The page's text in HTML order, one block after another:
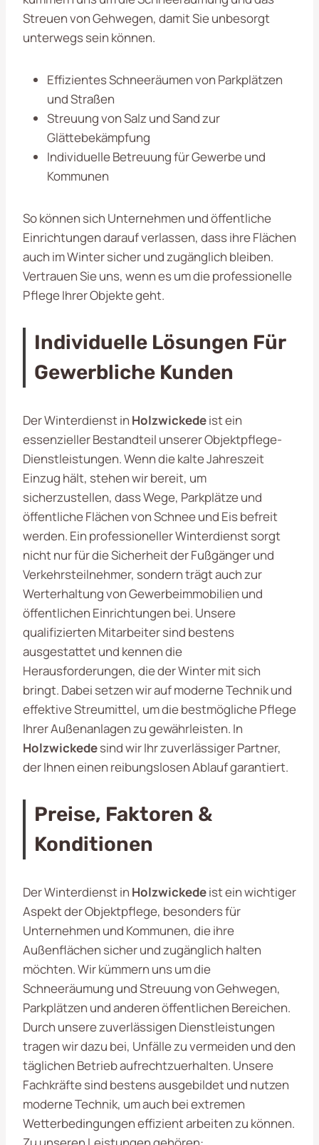
Streuen von Gehwegen, damit Sie unbesorgt
unterwegs sein können.
Effizientes Schneeräumen von Parkplätzen
und Straßen
Streuung von Salz und Sand zur
Glättebekämpfung
Individuelle Betreuung für Gewerbe und
Kommunen
So können sich Unternehmen und öffentliche
Einrichtungen darauf verlassen, dass ihre Flächen
auch im Winter sicher und zugänglich bleiben.
Vertrauen Sie uns, wenn es um die professionelle
Pflege Ihrer Objekte geht.
Individuelle Lösungen Für
Gewerbliche Kunden
Der Winterdienst in Holzwickedeist ein
essenzieller Bestandteil unserer Objektpflege-
Dienstleistungen. Wenn die kalte Jahreszeit
Einzug hält, stehen wir bereit, um
sicherzustellen, dass Wege, Parkplätze und
öffentliche Flächen von Schnee und Eis befreit
werden. Ein professioneller Winterdienst sorgt
nicht nur für die Sicherheit der Fußgänger und
Verkehrsteilnehmer, sondern trägt auch zur
Werterhaltung von Gewerbeimmobilien und
öffentlichen Einrichtungen bei. Unsere
qualifizierten Mitarbeiter sind bestens
ausgestattet und kennen die
Herausforderungen, die der Winter mit sich
bringt. Dabei setzen wir auf moderne Technik und
effektive Streumittel, um die bestmögliche Pflege
Ihrer Außenanlagen zu gewährleisten. In
Holzwickedesind wir Ihr zuverlässiger Partner,
der Ihnen einen reibungslosen Ablauf garantiert.
Preise, Faktoren &
Konditionen
Der Winterdienst in Holzwickedeist ein wichtiger
Aspekt der Objektpflege, besonders für
Unternehmen und Kommunen, die ihre
Außenflächen sicher und zugänglich halten
möchten. Wir kümmern uns um die
Schneeräumung und Streuung von Gehwegen,
Parkplätzen und anderen öffentlichen Bereichen.
Durch unsere zuverlässigen Dienstleistungen
tragen wir dazu bei, Unfälle zu vermeiden und den
täglichen Betrieb aufrechtzuerhalten. Unsere
Fachkräfte sind bestens ausgebildet und nutzen
moderne Technik, um auch bei extremen
Wetterbedingungen effizient arbeiten zu können.